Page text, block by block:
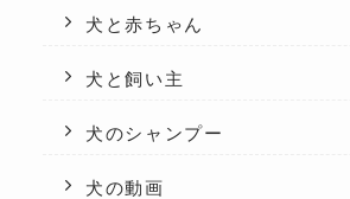
犬と赤ちゃん
犬と飼い主
犬のシャンプー
犬の動画